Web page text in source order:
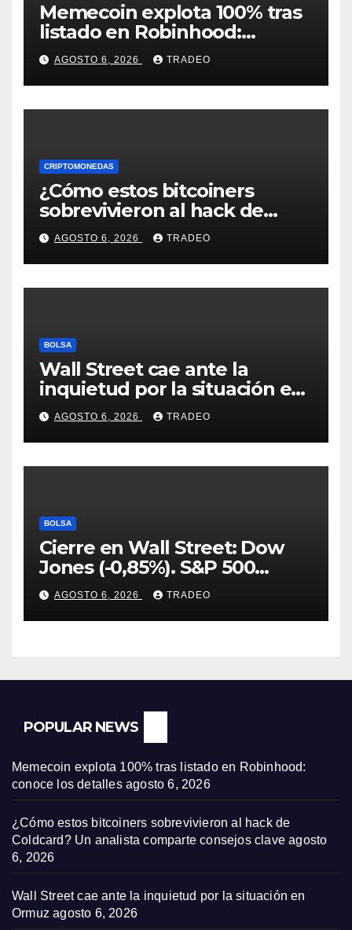
Memecoin explota 100% tras
listado en Robinhood:
conoce los detalles
AGOSTO 6, 2026 TRADEO
CRIPTOMONEDAS
¿Cómo estos bitcoiners
sobrevivieron al hack de
Coldcard? Un analista
comparte consejos clave
AGOSTO 6, 2026 TRADEO
BOLSA
Wall Street cae ante la
inquietud por la situación en
Ormuz
AGOSTO 6, 2026 TRADEO
BOLSA
Cierre en Wall Street: Dow
Jones (-0,85%). S&P 500
(-0,18%) y Nasdaq (-0,06%)
AGOSTO 6, 2026 TRADEO
POPULAR NEWS
Memecoin explota 100% tras listado en Robinhood:
conoce los detalles agosto 6, 2026
¿Cómo estos bitcoiners sobrevivieron al hack de
Coldcard? Un analista comparte consejos clave agosto
6, 2026
Wall Street cae ante la inquietud por la situación en
Ormuz agosto 6, 2026